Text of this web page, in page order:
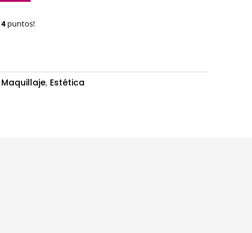
4puntos!
Maquillaje, Estética